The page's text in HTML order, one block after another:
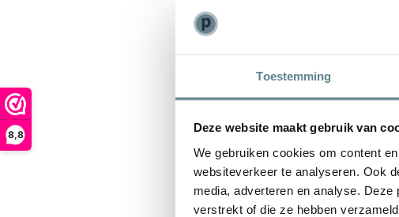
Toestemming
Deze website maakt gebruik van
We gebruiken cookies om content
websiteverkeer te analyseren. Ook
media, adverteren en analyse.
verstrekt of die ze hebben
8,8